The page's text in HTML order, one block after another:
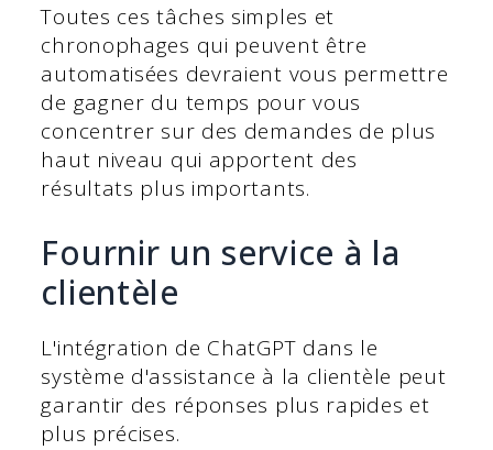
Toutes ces tâches simples et
chronophages qui peuvent être
automatisées devraient vous permettre
de gagner du temps pour vous
concentrer sur des demandes de plus
haut niveau qui apportent des
résultats plus importants.
Fournir un service à la
clientèle
L'intégration de ChatGPT dans le
système d'assistance à la clientèle peut
garantir des réponses plus rapides et
plus précises.